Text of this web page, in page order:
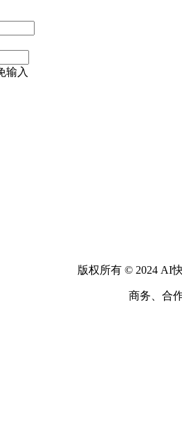
输入
版权所有 © 2024 AI
商务、合